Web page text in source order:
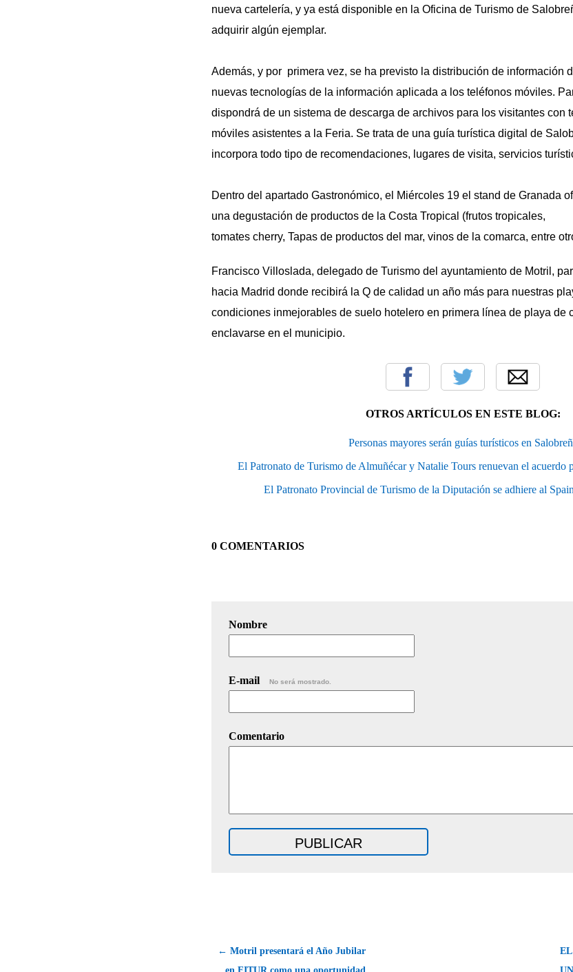
nueva cartelería, y ya está disponible en la Oficina de Turismo de
adquirir algún ejemplar.
Además, y por primera vez, se ha previsto la distribución de información
nuevas tecnologías de la información aplicada a los teléfonos móviles.
dispondrá de un sistema de descarga de archivos para los visitantes con
móviles asistentes a la Feria. Se trata de una guía turística digital de
incorpora todo tipo de recomendaciones, lugares de visita, servicios
Dentro del apartado Gastronómico, el Miércoles 19 el stand de Granada
una degustación de productos de la Costa Tropical (frutos tropicales,
tomates cherry, Tapas de productos del mar, vinos de la comarca, entre
Francisco Villoslada, delegado de Turismo del ayuntamiento de Motril,
hacia Madrid donde recibirá la Q de calidad un año más para nuestras
condiciones inmejorables de suelo hotelero en primera línea de playa de
enclavarse en el municipio.
OTROS ARTÍCULOS EN ESTE BLOG:
Personas mayores serán guías turísticos en
El Patronato de Turismo de Almuñécar y Natalie Tours renuevan el acuerdo
El Patronato Provincial de Turismo de la Diputación se adhiere al
0 COMENTARIOS
Nombre
E-mail No será mostrado.
Comentario
← Motril presentará el Año Jubilar